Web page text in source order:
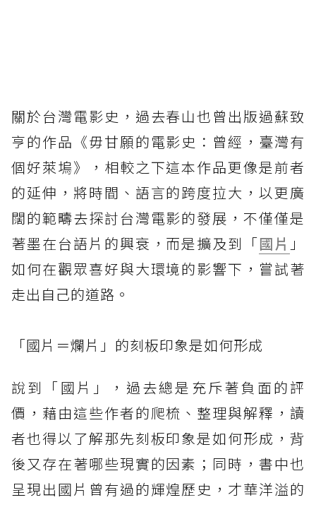
關於台灣電影史，過去春山也曾出版過蘇致
亨的作品《毋甘願的電影史：曾經，臺灣有
個好萊塢》，相較之下這本作品更像是前者
的延伸，將時間、語言的跨度拉大，以更廣
闊的範疇去探討台灣電影的發展，不僅僅是
著墨在台語片的興衰，而是擴及到「國片 」
如何在觀眾喜好與大環境的影響下，嘗試著
走出自己的道路。
「國片＝爛片」的刻板印象是如何形成
說到「國片」，過去總是充斥著負面的評
價，藉由這些作者的爬梳、整理與解釋，讀
者也得以了解那先刻板印象是如何形成，背
後又存在著哪些現實的因素；同時，書中也
呈現出國片曾有過的輝煌歷史，才華洋溢的